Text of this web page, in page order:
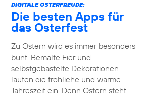
DIGITALE OSTERFREUDE:
Die besten Apps für
das Osterfest
Zu Ostern wird es immer besonders
bunt. Bemalte Eier und
selbstgebastelte Dekorationen
läuten die fröhliche und warme
Jahreszeit ein. Denn Ostern steht